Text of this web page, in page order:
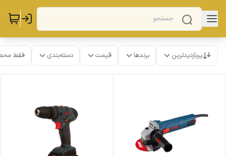
پربازدیدترین برندها قیمت دسته‌بندی فقط